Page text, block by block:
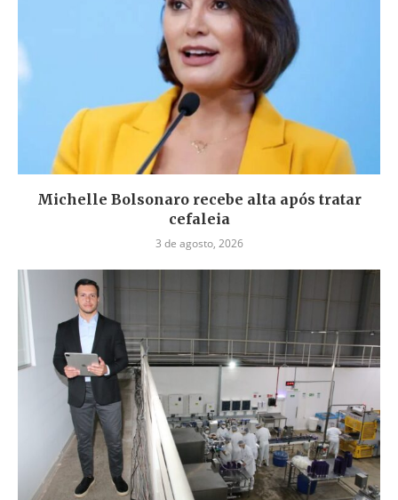
Michelle Bolsonaro recebe alta após tratar
cefaleia
3 de agosto, 2026